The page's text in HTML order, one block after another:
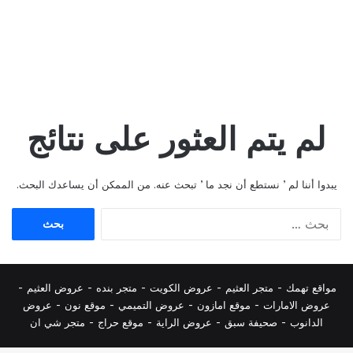
لم يتم العثور على نتائج
يبدوا أننا لم ’ نستطع أن نجد ما ’ تبحث عنه. من الممكن أن يساعدك البحث.
مواقع تهمك - متجر العثيم - عروض الكويت - متجر بنده - عروض العثيم -
عروض الامارات - موقع امازون - عروض التميمي - موقع نون - عروض
الدانوب - صحيفة سبق - عروض الراية - موقع حراج - متجر شي ان